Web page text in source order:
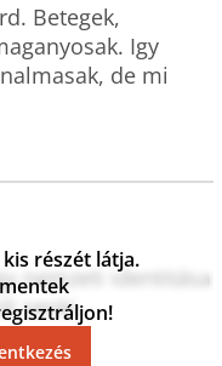
Betegek,
Igy
de mi
nemzeti identitása
senki.
részét látja.